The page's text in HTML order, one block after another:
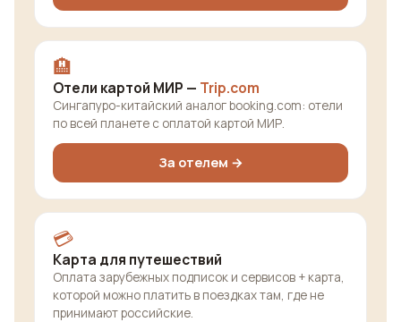
🏨
Отели картой МИР — Trip.com
Сингапуро-китайский аналог booking.com: отели
по всей планете с оплатой картой МИР.
За отелем →
💳
Карта для путешествий
Оплата зарубежных подписок и сервисов + карта,
которой можно платить в поездках там, где не
принимают российские.